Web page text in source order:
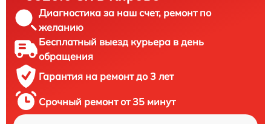
Диагностика за наш счет, ремонт по
желанию
Бесплатный выезд курьера в день
обращения
Гарантия на ремонт до 3 лет
Срочный ремонт от 35 минут